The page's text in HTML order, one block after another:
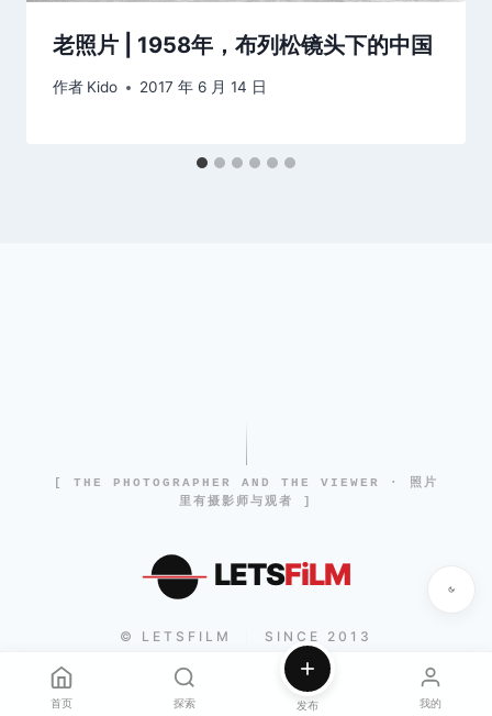
老照片 | 1958年，布列松镜头下的中国
作者 Kido 2017 年 6 月 14 日
[ THE PHOTOGRAPHER AND THE VIEWER · 照片
里有摄影师与观者 ]
LETSFiLM
© LETSFILM SINCE 2013
首页 探索 发布 我的